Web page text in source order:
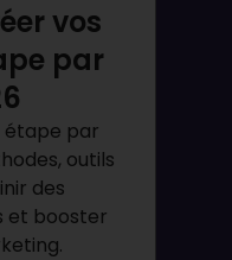
vos
par
étape par
outils
des
et booster